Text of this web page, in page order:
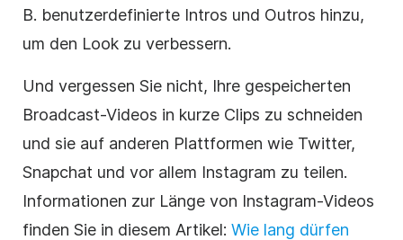
B. benutzerdefinierte Intros und Outros hinzu,
um den Look zu verbessern.
Und vergessen Sie nicht, Ihre gespeicherten
Broadcast-Videos in kurze Clips zu schneiden
und sie auf anderen Plattformen wie Twitter,
Snapchat und vor allem Instagram zu teilen.
Informationen zur Länge von Instagram-Videos
finden Sie in diesem Artikel: Wie lang dürfen